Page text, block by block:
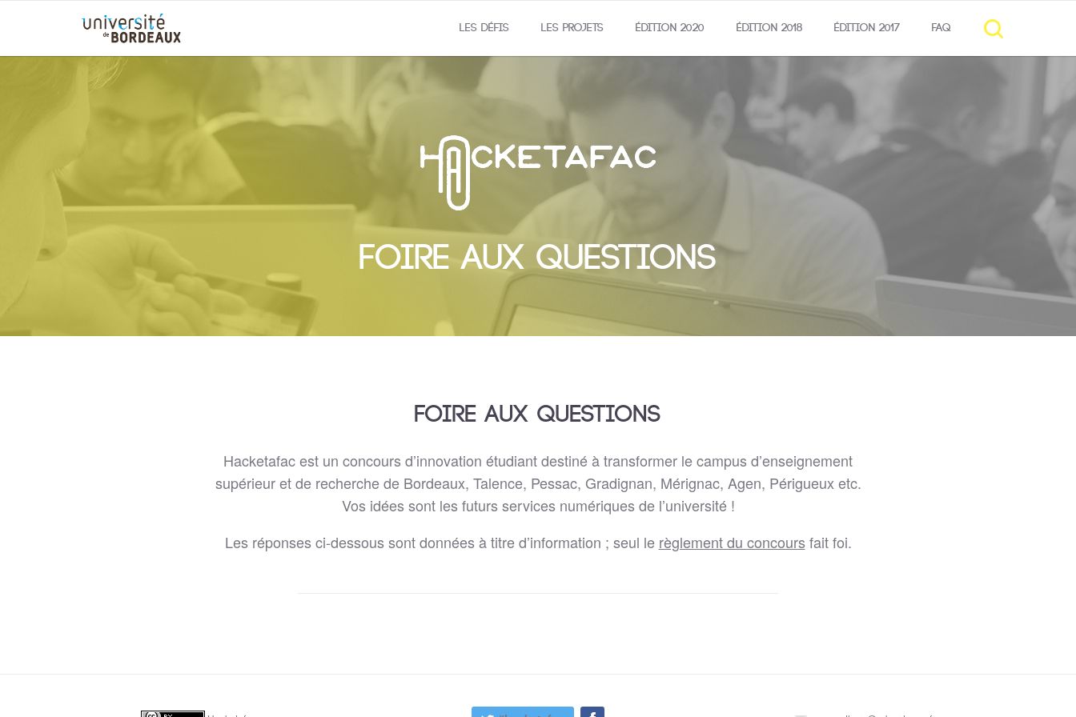
LES DÉFIS LES PROJETS ÉDITION 2020 ÉDITION 2018 ÉDITION 2017 FAQ
FOIRE AUX QUESTIONS
FOIRE AUX QUESTIONS
Hacketafac est un concours d’innovation étudiant destiné à transformer le campus d’enseignement
supérieur et de recherche de Bordeaux, Talence, Pessac, Gradignan, Mérignac, Agen, Périgueux etc.
Vos idées sont les futurs services numériques de l’université !
Les réponses ci-dessous sont données à titre d’information ; seul le règlement du concours fait foi.